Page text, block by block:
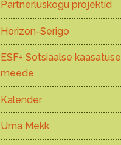
Partnerluskogu projektid
Horizon-Serigo
ESF+ Sotsiaalse kaasatuse
meede
Kalender
Uma Mekk